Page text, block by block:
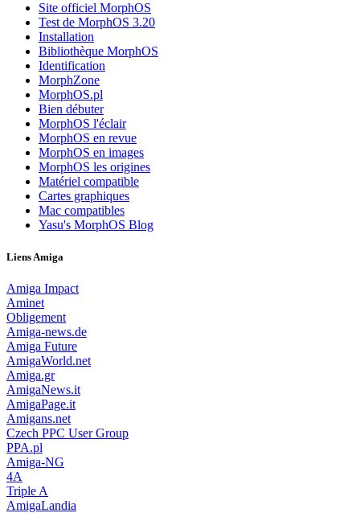
Site officiel MorphOS
Test de MorphOS 3.20
Installation
Bibliothèque MorphOS
Identification
MorphZone
MorphOS.pl
Bien débuter
MorphOS l'éclair
MorphOS en revue
MorphOS en images
MorphOS les origines
Matériel compatible
Cartes graphiques
Mac compatibles
Yasu's MorphOS Blog
Liens Amiga
Amiga Impact
Aminet
Obligement
Amiga-news.de
Amiga Future
AmigaWorld.net
Amiga.gr
AmigaNews.it
AmigaPage.it
Amigans.net
Czech PPC User Group
PPA.pl
Amiga-NG
4A
Triple A
AmigaLandia